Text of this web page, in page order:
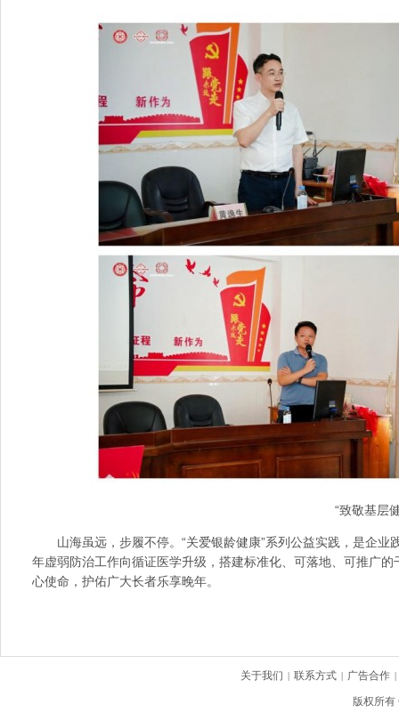
“致敬基层
山海虽远，步履不停。“关爱银龄健康”系列公益实践，是企
年虚弱防治工作向循证医学升级，搭建标准化、可落地、可推广
心使命，护佑广大长者乐享晚年。
关于我们 | 联系方式 | 广告合作 |
版权所